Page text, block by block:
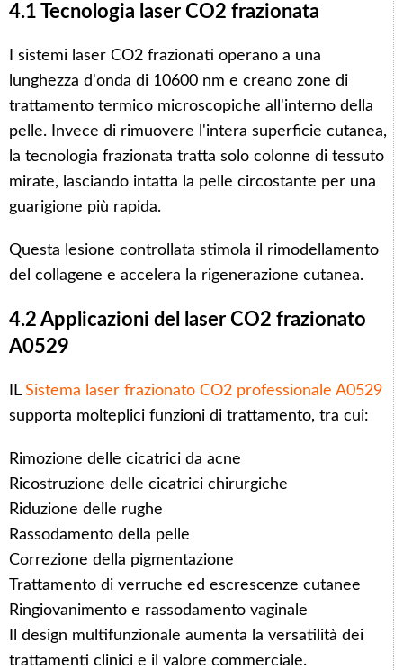
4.1 Tecnologia laser CO2 frazionata
I sistemi laser CO2 frazionati operano a una
lunghezza d'onda di 10600 nm e creano zone di
trattamento termico microscopiche all'interno della
pelle. Invece di rimuovere l'intera superficie cutanea,
la tecnologia frazionata tratta solo colonne di tessuto
mirate, lasciando intatta la pelle circostante per una
guarigione più rapida.
Questa lesione controllata stimola il rimodellamento
del collagene e accelera la rigenerazione cutanea.
4.2 Applicazioni del laser CO2 frazionato
A0529
IL Sistema laser frazionato CO2 professionale A0529
supporta molteplici funzioni di trattamento, tra cui:
Rimozione delle cicatrici da acne
Ricostruzione delle cicatrici chirurgiche
Riduzione delle rughe
Rassodamento della pelle
Correzione della pigmentazione
Trattamento di verruche ed escrescenze cutanee
Ringiovanimento e rassodamento vaginale
Il design multifunzionale aumenta la versatilità dei
trattamenti clinici e il valore commerciale.